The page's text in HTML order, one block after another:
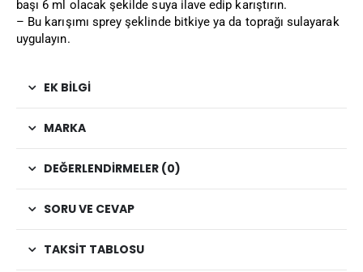
başı 6 ml olacak şekilde suya ilave edip karıştırın.
– Bu karışımı sprey şeklinde bitkiye ya da toprağı sulayarak
uygulayın.
EK BILGI
MARKA
DEĞERLENDIRMELER (0)
SORU VE CEVAP
TAKSIT TABLOSU